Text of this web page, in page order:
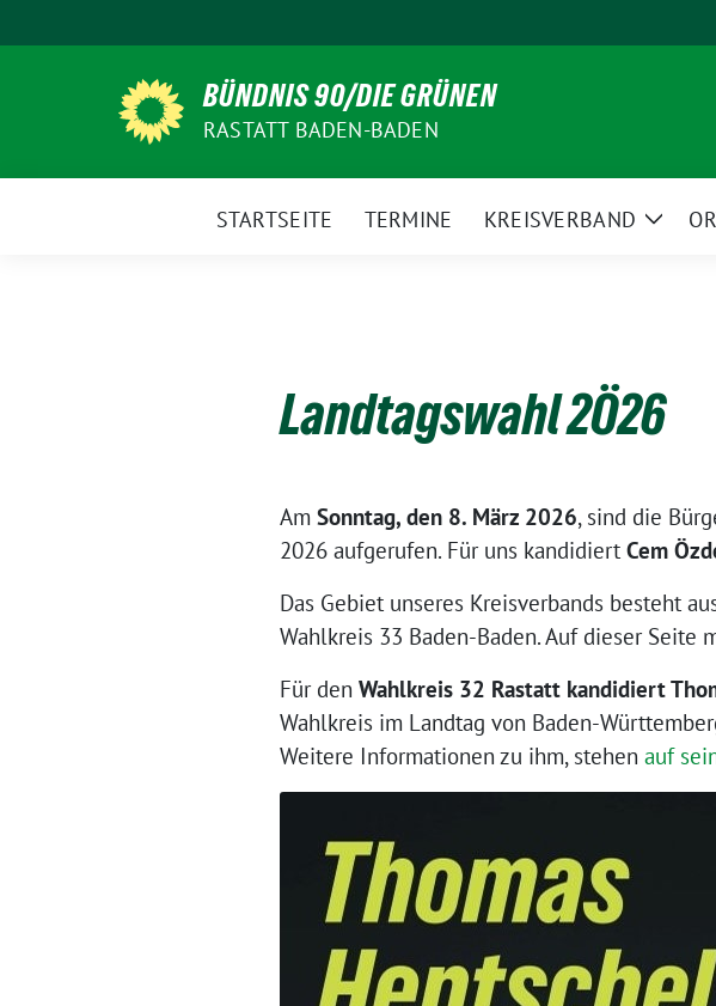
zum
BÜNDNIS 90/DIE GRÜNEN
RASTATT BADEN-BADEN
STARTSEITE TERMINE KREISVERBAND
Zeige
Landtagswahl 2Ö26
Am Sonntag, den 8. März 2026, sind die
2026 aufgerufen. Für uns kandidiert Cem
Das Gebiet unseres Kreisverbands besteht
Wahlkreis 33 Baden-Baden. Auf dieser
Für den Wahlkreis 32 Rastatt kandidiert
Wahlkreis im Landtag von Baden-
Weitere Informationen zu ihm, stehen auf